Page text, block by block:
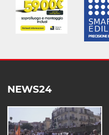
NEWS24